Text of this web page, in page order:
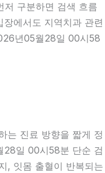
구분하면 검색 흐름
에서도 지역치과 관련
년05월28일 00시58
는 진료 방향을 짧게 정
28일 00시58분 단순 검
, 잇몸 출혈이 반복되는